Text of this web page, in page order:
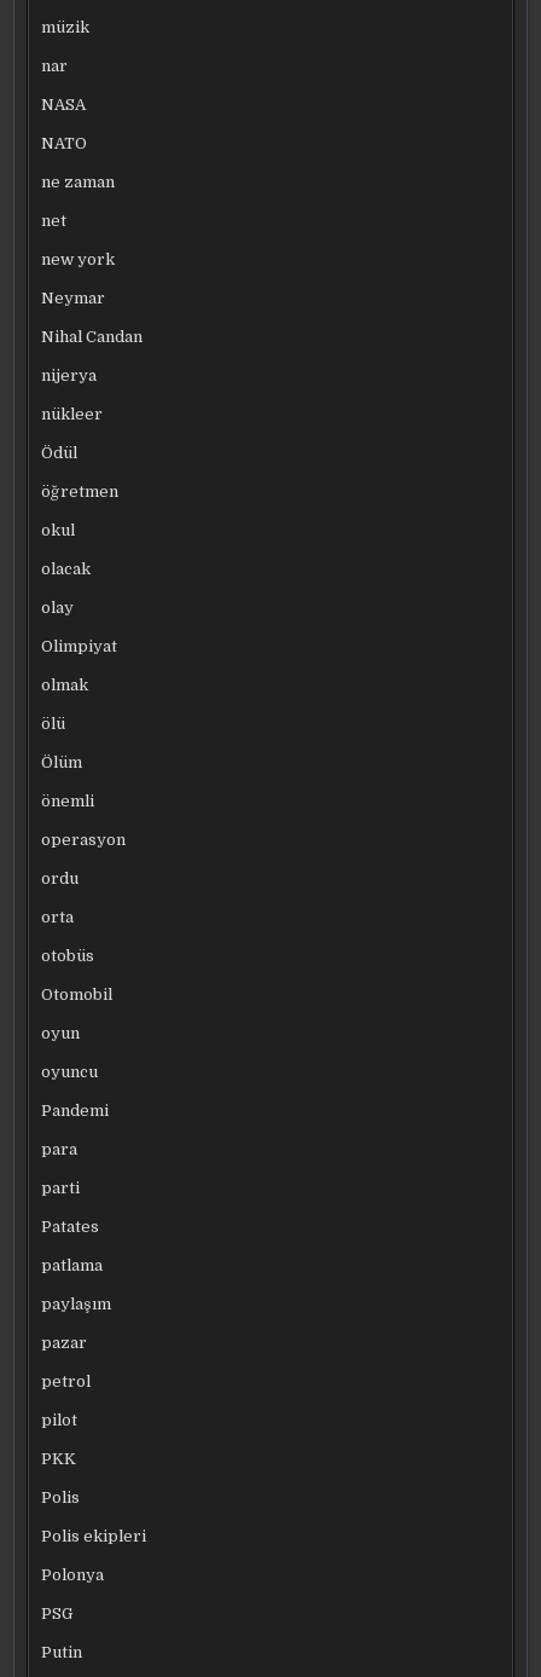
müzik
nar
NASA
NATO
ne zaman
net
new york
Neymar
Nihal Candan
nijerya
nükleer
Ödül
öğretmen
okul
olacak
olay
Olimpiyat
olmak
ölü
Ölüm
önemli
operasyon
ordu
orta
otobüs
Otomobil
oyun
oyuncu
Pandemi
para
parti
Patates
patlama
paylaşım
pazar
petrol
pilot
PKK
Polis
Polis ekipleri
Polonya
PSG
Putin